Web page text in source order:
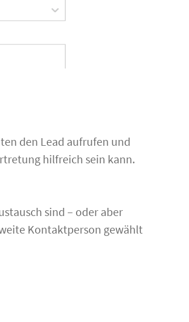
den Lead aufrufen und
hilfreich sein kann.
sind – oder aber
Kontaktperson gewählt